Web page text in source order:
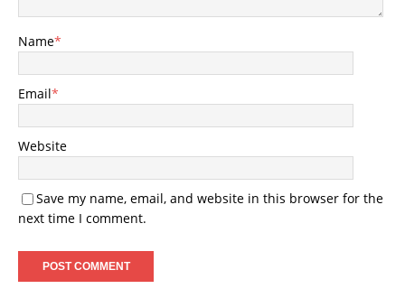
Name*
Email*
Website
Save my name, email, and website in this browser for the
next time I comment.